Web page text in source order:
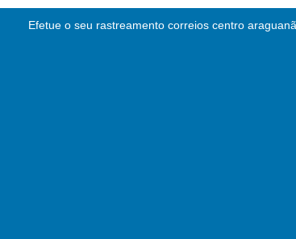
Efetue o seu rastreamento correios centro